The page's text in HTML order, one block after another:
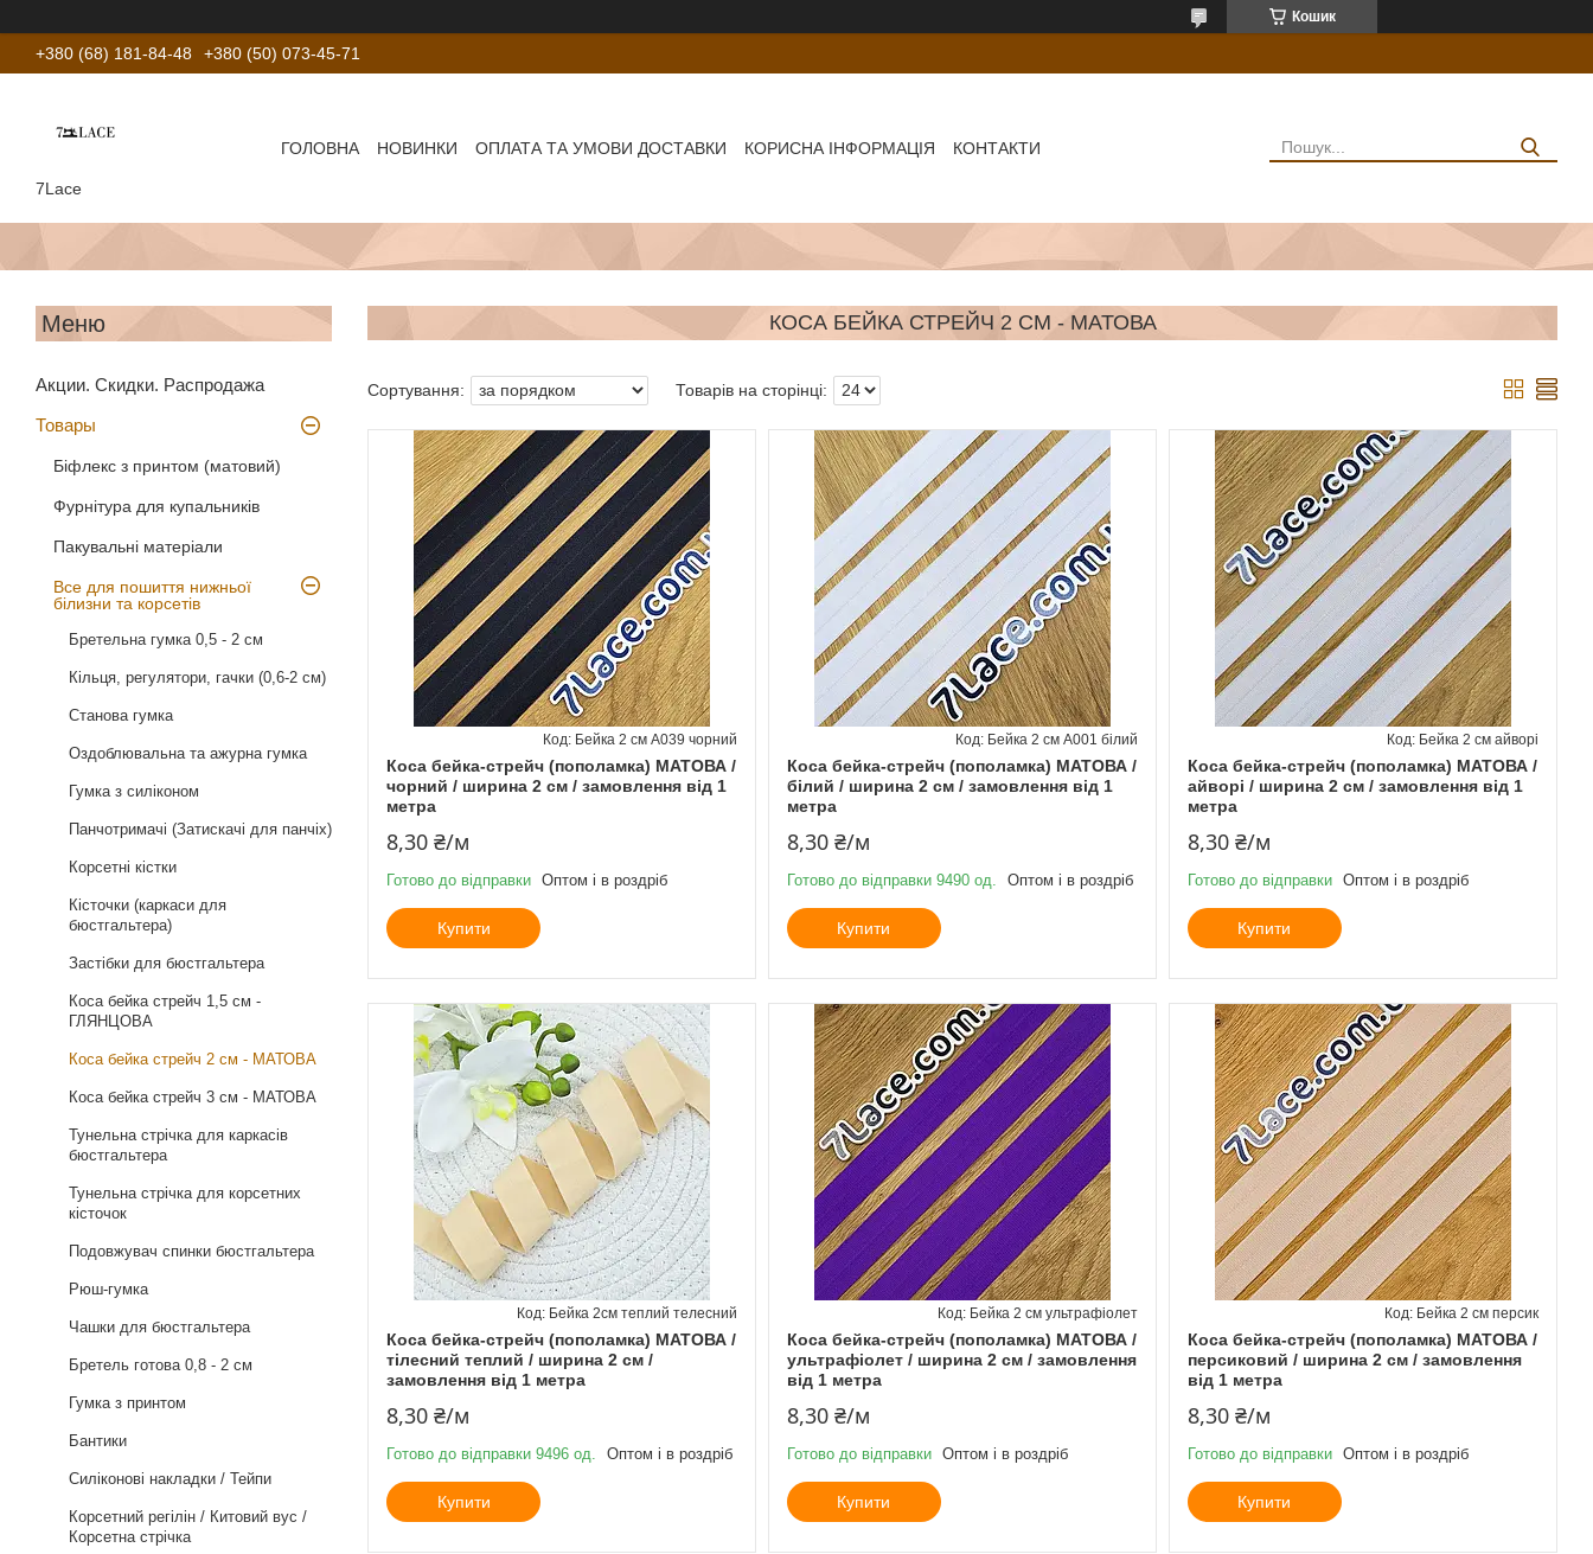
Кошик
+380 (68) 181-84-48 +380 (50) 073-45-71
7Lace
ГОЛОВНА НОВИНКИ ОПЛАТА ТА УМОВИ ДОСТАВКИ КОРИСНА ІНФОРМАЦІЯ КОНТАКТИ
Акции. Скидки. Распродажа
Товары
Біфлекс з принтом (матовий)
Фурнітура для купальників
Пакувальні матеріали
Все для пошиття нижньої
білизни та корсетів
Бретельна гумка 0,5 - 2 см
Кільця, регулятори, гачки (0,6-2 см)
Станова гумка
Оздоблювальна та ажурна гумка
Гумка з силіконом
Панчотримачі (Затискачі для панчіх)
Корсетні кістки
Кісточки (каркаси для
бюстгальтера)
Застібки для бюстгальтера
Коса бейка стрейч 1,5 см -
ГЛЯНЦОВА
Коса бейка стрейч 2 см - МАТОВА
Коса бейка стрейч 3 см - МАТОВА
Тунельна стрічка для каркасів
бюстгальтера
Тунельна стрічка для корсетних
кісточок
Подовжувач спинки бюстгальтера
Рюш-гумка
Чашки для бюстгальтера
Бретель готова 0,8 - 2 см
Гумка з принтом
Бантики
Силіконові накладки / Тейпи
Корсетний регілін / Китовий вус /
Корсетна стрічка
КОСА БЕЙКА СТРЕЙЧ 2 СМ - МАТОВА
Коса бейка-стрейч (пополамка) МАТОВА /
чорний / ширина 2 см / замовлення від 1
метра
Бейка 2 см А039 чорний
8,30 ₴/м
Готово до відправки Оптом і в роздріб
Купити
Коса бейка-стрейч (пополамка) МАТОВА /
білий / ширина 2 см / замовлення від 1
метра
Бейка 2 см А001 білий
8,30 ₴/м
Готово до відправки 9490 од. Оптом і в роздріб
Купити
Коса бейка-стрейч (пополамка) МАТОВА /
айворі / ширина 2 см / замовлення від 1
метра
Бейка 2 см айворі
8,30 ₴/м
Готово до відправки Оптом і в роздріб
Купити
Коса бейка-стрейч (пополамка) МАТОВА /
тілесний теплий / ширина 2 см /
замовлення від 1 метра
Бейка 2см теплий телесний
8,30 ₴/м
Готово до відправки 9496 од. Оптом і в роздріб
Купити
Коса бейка-стрейч (пополамка) МАТОВА /
ультрафіолет / ширина 2 см / замовлення
від 1 метра
Бейка 2 см ультрафіолет
8,30 ₴/м
Готово до відправки Оптом і в роздріб
Купити
Коса бейка-стрейч (пополамка) МАТОВА /
персиковий / ширина 2 см / замовлення
від 1 метра
Бейка 2 см персик
8,30 ₴/м
Готово до відправки Оптом і в роздріб
Купити